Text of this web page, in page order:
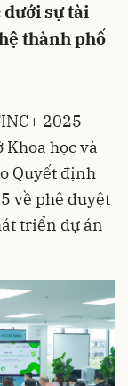
dưới sự tài
thành phố
2025
học và
Quyết định
về phê duyệt
triển dự án